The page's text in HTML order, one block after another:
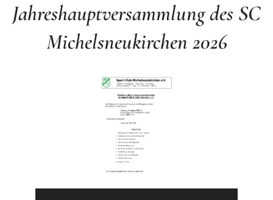
Jahreshauptversammlung des SC
Michelsneukirchen 2026